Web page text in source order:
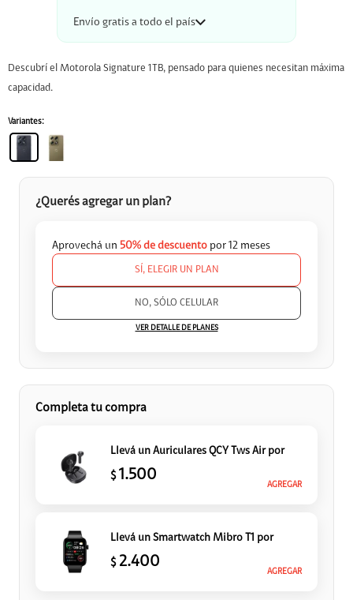
Envío gratis a todo el país
Descubrí el Motorola Signature 1TB, pensado para quienes necesitan máxima
capacidad.
Variantes:
¿Querés agregar un plan?
Aprovechá un 50% de descuento por 12 meses
SÍ, ELEGIR UN PLAN
NO, SÓLO CELULAR
 
VER DETALLE DE PLANES
Completa tu compra
AGREGAR
Llevá un Auriculares QCY Tws Air por
$ 1.500
AGREGAR
Llevá un Smartwatch Mibro T1 por
$ 2.400